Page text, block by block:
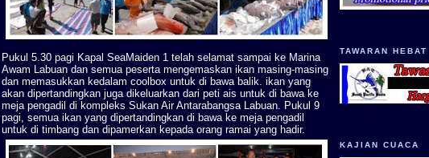
Pukul 5.30 pagi Kapal SeaMaiden 1 telah selamat sampai ke Marina
Awam Labuan dan semua peserta mengemaskan ikan masing-masing
dan memasukkan kedalam coolbox untuk di bawa balik. ikan yang
akan dipertandingkan juga dikeluarkan dari peti ais untuk di bawa ke
meja pengadil di kompleks Sukan Air Antarabangsa Labuan. Pukul 9
pagi, semua ikan yang dipertandingkan di bawa ke meja pengadil
untuk di timbang dan dipamerkan kepada orang ramai yang hadir.
TAWARAN HEBAT
KAJIAN CUACA